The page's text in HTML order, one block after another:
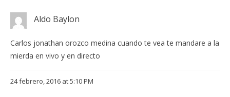
Aldo Baylon
Carlos jonathan orozco medina cuando te vea te mandare a la
mierda en vivo y en directo
24 febrero, 2016 at 5:10 PM